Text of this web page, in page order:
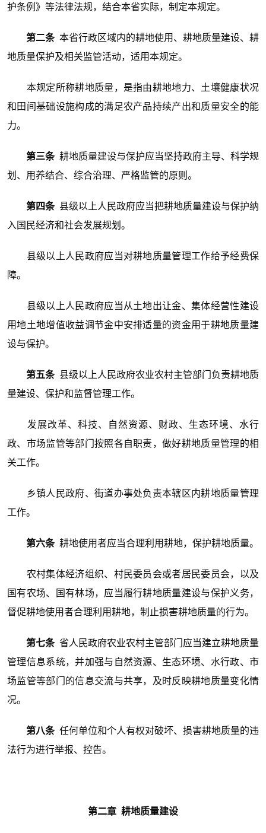
护条例》等法律法规，结合本省实际，制定本规定。
第二条 本省行政区域内的耕地使用、耕地质量建设、耕
地质量保护及相关监管活动，适用本规定。
本规定所称耕地质量，是指由耕地地力、土壤健康状况
和田间基础设施构成的满足农产品持续产出和质量安全的能
力。
第三条 耕地质量建设与保护应当坚持政府主导、科学规
划、用养结合、综合治理、严格监管的原则。
第四条 县级以上人民政府应当把耕地质量建设与保护纳
入国民经济和社会发展规划。
县级以上人民政府应当对耕地质量管理工作给予经费保
障。
县级以上人民政府应当从土地出让金、集体经营性建设
用地土地增值收益调节金中安排适量的资金用于耕地质量建
设与保护。
第五条 县级以上人民政府农业农村主管部门负责耕地质
量建设、保护和监督管理工作。
发展改革、科技、自然资源、财政、生态环境、水行
政、市场监管等部门按照各自职责，做好耕地质量管理的相
关工作。
乡镇人民政府、街道办事处负责本辖区内耕地质量管理
工作。
第六条 耕地使用者应当合理利用耕地，保护耕地质量。
农村集体经济组织、村民委员会或者居民委员会，以及
国有农场、国有林场，应当履行耕地质量建设与保护义务，
督促耕地使用者合理利用耕地，制止损害耕地质量的行为。
第七条 省人民政府农业农村主管部门应当建立耕地质量
管理信息系统，并加强与自然资源、生态环境、水行政、市
场监管等部门的信息交流与共享，及时反映耕地质量变化情
况。
第八条 任何单位和个人有权对破坏、损害耕地质量的违
法行为进行举报、控告。
第二章 耕地质量建设